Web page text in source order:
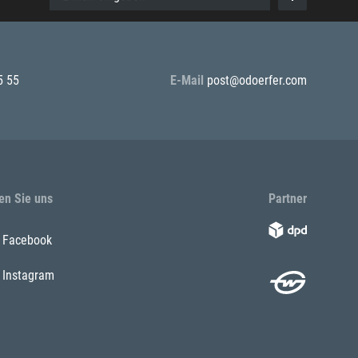
55 E-Mail post@odoerfer.com
Sie uns
Facebook
Instagram
Partner